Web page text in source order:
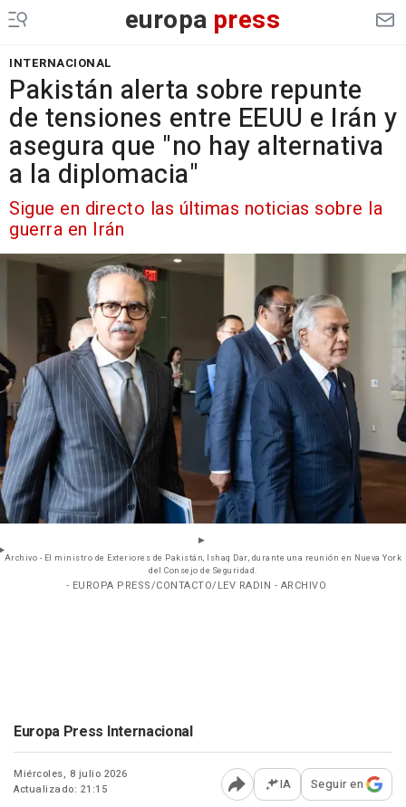
europa press
INTERNACIONAL
Pakistán alerta sobre repunte
de tensiones entre EEUU e Irán y
asegura que "no hay alternativa
a la diplomacia"
Sigue en directo las últimas noticias sobre la
guerra en Irán
Archivo - El ministro de Exteriores de Pakistán, Ishaq Dar, durante una reunión en Nueva York
del Consejo de Seguridad.
- EUROPA PRESS/CONTACTO/LEV RADIN - ARCHIVO
Europa Press Internacional
Miércoles, 8 julio 2026
Actualizado: 21:15
Abrir opciones para
IA Seguir en